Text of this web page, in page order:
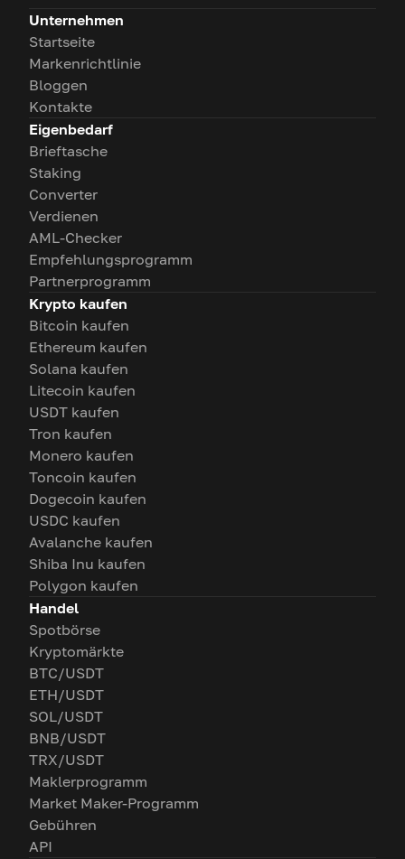
Unternehmen
Startseite
Markenrichtlinie
Bloggen
Kontakte
Eigenbedarf
Brieftasche
Staking
Converter
Verdienen
AML-Checker
Empfehlungsprogramm
Partnerprogramm
Krypto kaufen
Bitcoin kaufen
Ethereum kaufen
Solana kaufen
Litecoin kaufen
USDT kaufen
Tron kaufen
Monero kaufen
Toncoin kaufen
Dogecoin kaufen
USDC kaufen
Avalanche kaufen
Shiba Inu kaufen
Polygon kaufen
Handel
Spotbörse
Kryptomärkte
BTC/USDT
ETH/USDT
SOL/USDT
BNB/USDT
TRX/USDT
Maklerprogramm
Market Maker-Programm
Gebühren
API